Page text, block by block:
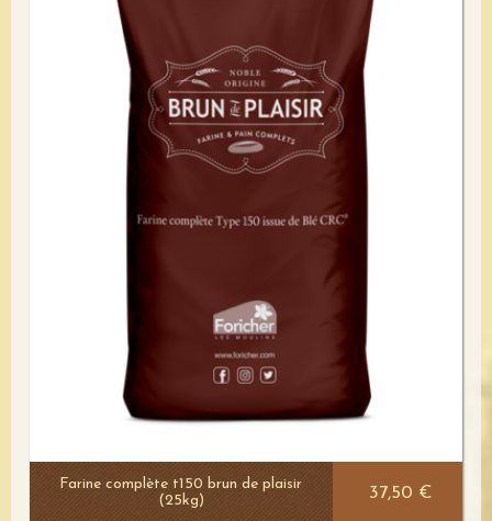
Farine complète t150 brun de plaisir
(25kg)
37,50 €